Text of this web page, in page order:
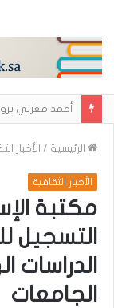
الرئيسية / الأخبار
الأخبار الثقافية
مكتبة
التسجيل
الدراسات
الجامعات